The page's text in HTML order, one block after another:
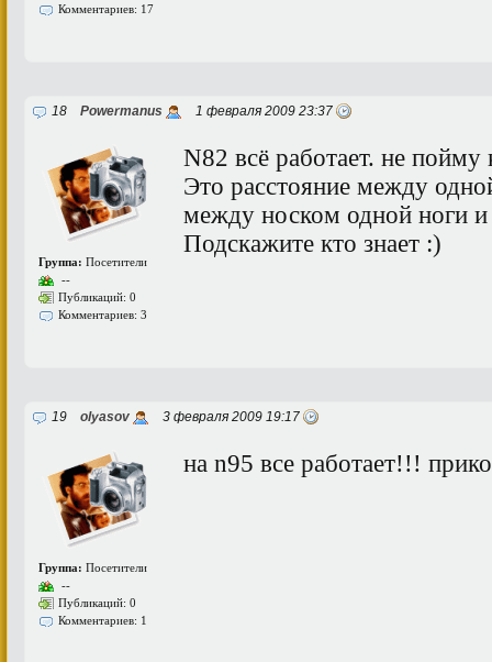
Комментариев: 17
18 Powermanus 1 февраля 2009 23:37
Группа: Посетители
--
Публикаций: 0
Комментариев: 3
N82 всё работает. не
Это расстояние между
между носком одной ноги и
Подскажите кто знает :)
19 olyasov 3 февраля 2009 19:17
Группа: Посетители
--
Публикаций: 0
Комментариев: 1
на n95 все работает!!!